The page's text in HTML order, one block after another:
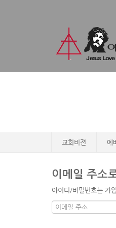
교회비젼 예
이메일 주소
아이디/비밀번호는 가